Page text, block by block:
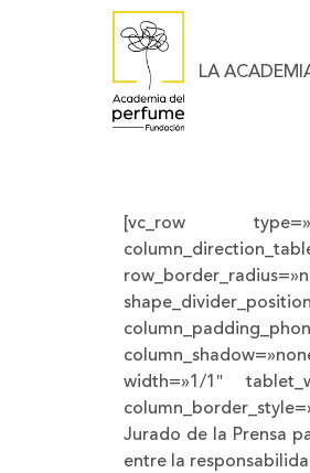
LA
[vc_row
width=»1/1″
Jurado de la Prensa
entre la